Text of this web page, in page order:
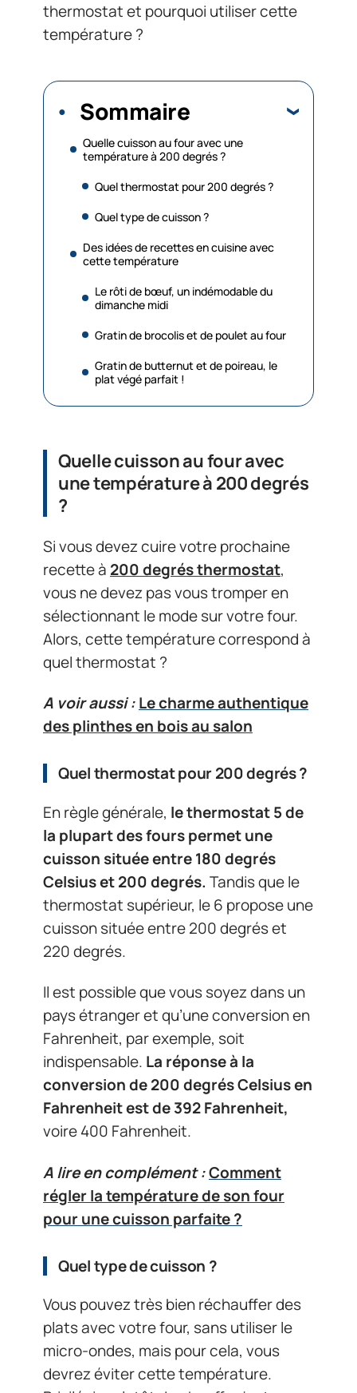
thermostat et pourquoi utiliser cette
température ?
Sommaire
Quelle cuisson au four avec une
température à 200 degrés ?
Quel thermostat pour 200 degrés ?
Quel type de cuisson ?
Des idées de recettes en cuisine avec
cette température
Le rôti de bœuf, un indémodable du
dimanche midi
Gratin de brocolis et de poulet au four
Gratin de butternut et de poireau, le
plat végé parfait !
Quelle cuisson au four avec
une température à 200 degrés
?
Si vous devez cuire votre prochaine
recette à 200 degrés thermostat,
vous ne devez pas vous tromper en
sélectionnant le mode sur votre four.
Alors, cette température correspond à
quel thermostat ?
A voir aussi :Le charme authentique
des plinthes en bois au salon
Quel thermostat pour 200 degrés ?
En règle générale, le thermostat 5 de
la plupart des fours permet une
cuisson située entre 180 degrés
Celsius et 200 degrés. Tandis que le
thermostat supérieur, le 6 propose une
cuisson située entre 200 degrés et
220 degrés.
Il est possible que vous soyez dans un
pays étranger et qu’une conversion en
Fahrenheit, par exemple, soit
indispensable. La réponse à la
conversion de 200 degrés Celsius en
Fahrenheit est de 392 Fahrenheit,
voire 400 Fahrenheit.
A lire en complément :Comment
régler la température de son four
pour une cuisson parfaite ?
Quel type de cuisson ?
Vous pouvez très bien réchauffer des
plats avec votre four, sans utiliser le
micro-ondes, mais pour cela, vous
devrez éviter cette température.